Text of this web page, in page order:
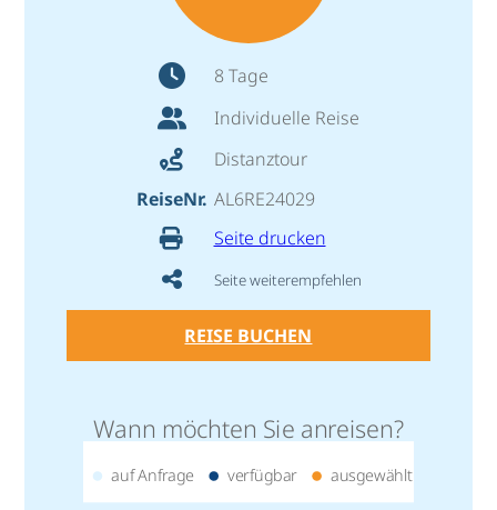
8 Tage
Individuelle Reise
Distanztour
ReiseNr. AL6RE24029
Seite drucken
Seite weiterempfehlen
REISE BUCHEN
Wann möchten Sie anreisen?
auf Anfrage verfügbar ausgewählt